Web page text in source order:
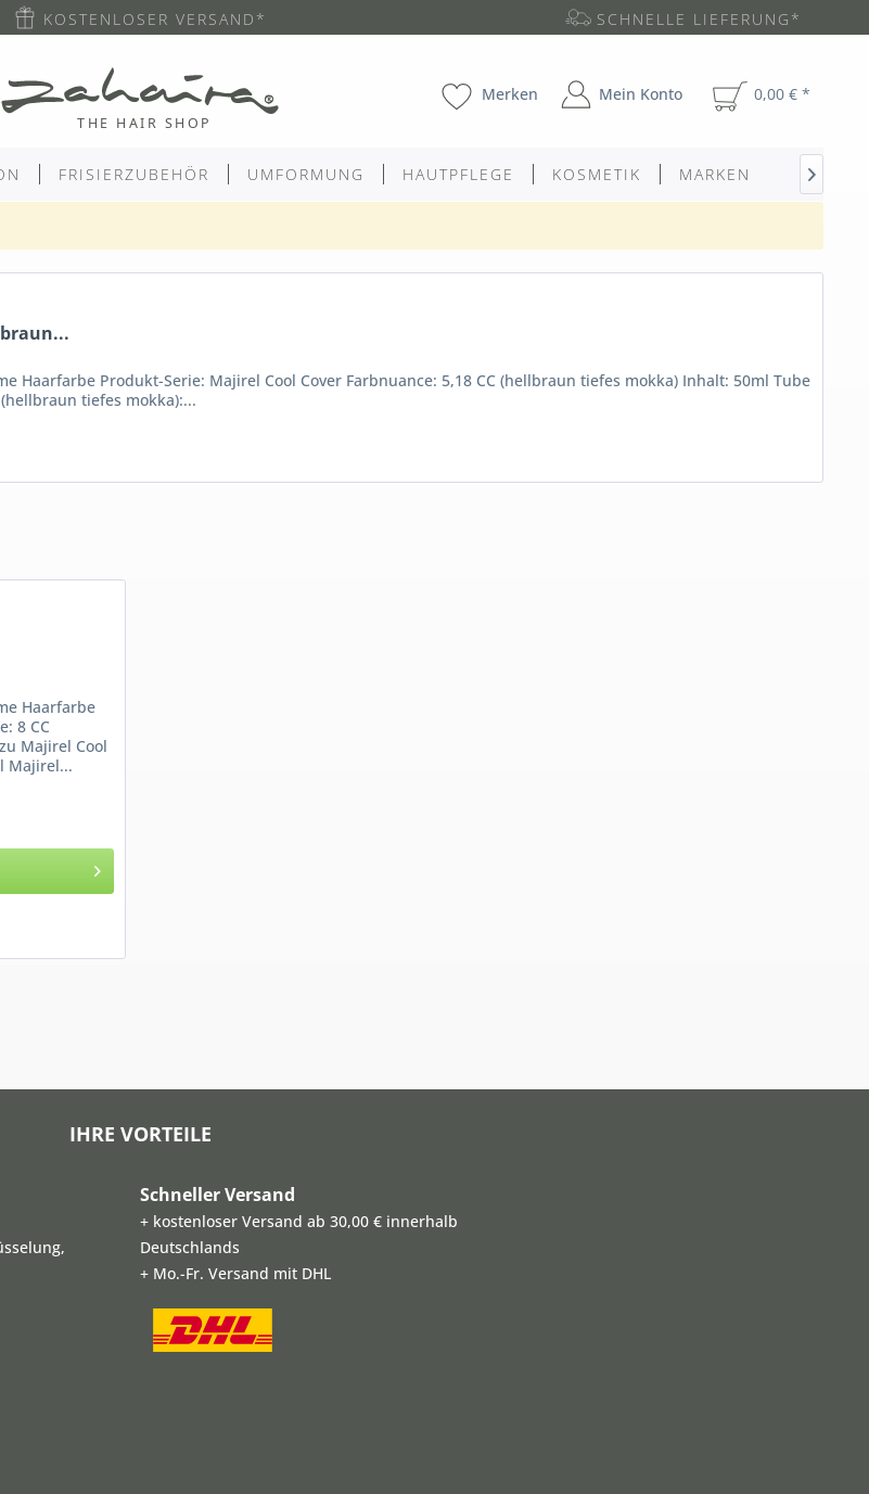
KOSTENLOSER VERSAND* SCHNELLE LIEFERUNG*
Merken Mein Konto 0,00 € *
FRISIERZUBEHÖR UMFORMUNG HAUTPFLEGE KOSMETIK MARKEN 
Haarfarbe Produkt-Serie: Majirel Cool Cover Farbnuance: 5,18 CC (hellbraun tiefes mokka) Inhalt: 50ml Tube
tiefes mokka):...
Haarfarbe
8 CC
Majirel Cool
Majirel...
IHRE VORTEILE
Schneller Versand
+ kostenloser Versand ab 30,00 € innerhalb
Deutschlands
+ Mo.-Fr. Versand mit DHL